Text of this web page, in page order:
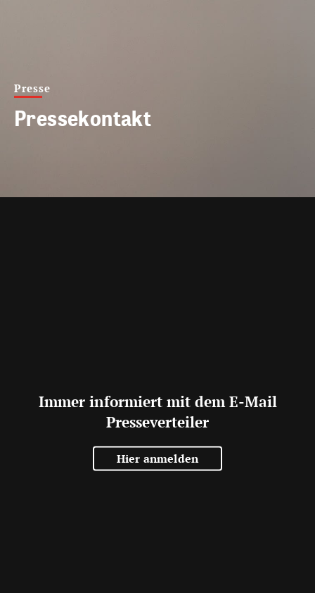
Presse
Pressekontakt
Immer informiert mit dem E-Mail
Presseverteiler
Hier anmelden